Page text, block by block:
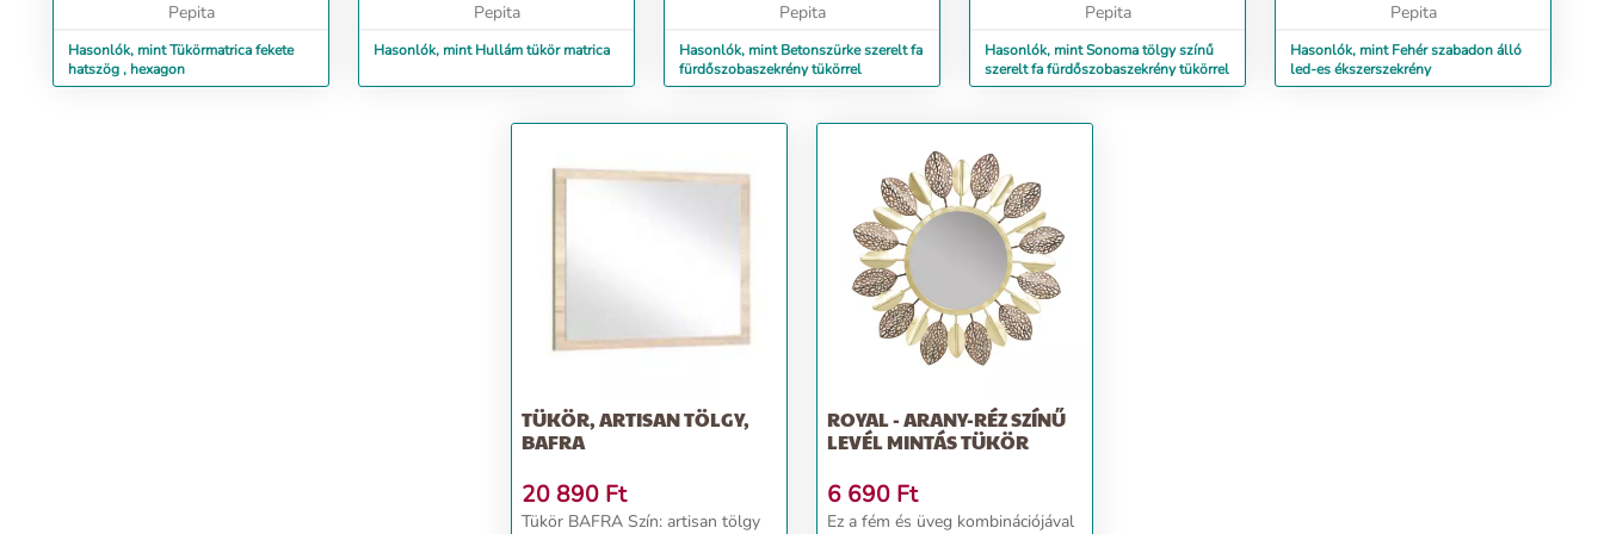
Pepita
Hasonlók, mint Tükörmatrica fekete
hatszög , hexagon
tartós marad. Optikailag növel...
Pepita
Hasonlók, mint Hullám tükör matrica
kivételes minőségű, sima felületű,
Pepita
Hasonlók, mint Betonszürke szerelt fa
fürdőszobaszekrény tükörrel
kivételes minőségű, sima felületű,
Pepita
Hasonlók, mint Sonoma tölgy színű
szerelt fa fürdőszobaszekrény tükörrel
sima felületű, szilárd, sta...
Pepita
Hasonlók, mint Fehér szabadon álló
led-es ékszerszekrény
TÜKÖR, ARTISAN TÖLGY,
BAFRA
20 890 Ft
Tükör BAFRA Szín: artisan tölgy
ROYAL - ARANY-RÉZ SZÍNŰ
LEVÉL MINTÁS TÜKÖR
6 690 Ft
Ez a fém és üveg kombinációjával